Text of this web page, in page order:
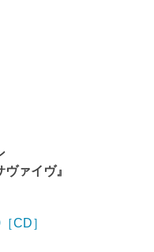
ァイヴ』
CD］